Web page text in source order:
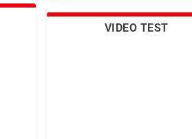
VIDEO TEST